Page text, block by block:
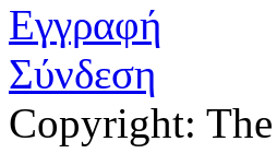
Εγγραφή
Σύνδεση
Copyright: